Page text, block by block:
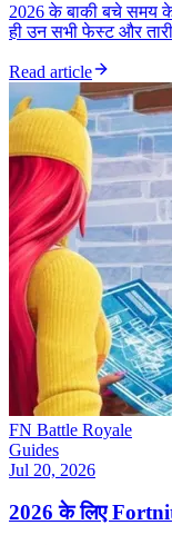
2026 के बाकी बचे समय
ही उन सभी फेस्ट और
Read article
FN Battle Royale
Guides
Jul 20, 2026
2026 के लिए